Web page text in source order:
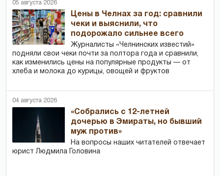
05 августа 2026
Цены в Челнах за год: сравнили
чеки и выяснили, что
подорожало сильнее всего
Журналисты «Челнинских известий»
подняли свои чеки почти за полтора года и сравнили,
как изменились цены на популярные продукты — от
хлеба и молока до курицы, овощей и фруктов
04 августа 2026
«Собрались с 12-летней
дочерью в Эмираты, но бывший
муж против»
На вопросы наших читателей отвечает
юрист Людмила Головина